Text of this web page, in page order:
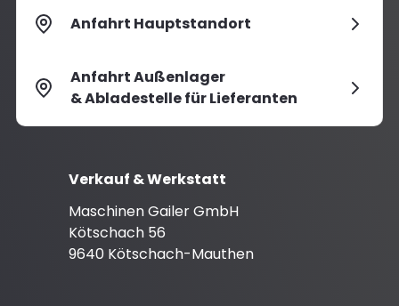
Anfahrt Hauptstandort
Anfahrt Außenlager
& Abladestelle für Lieferanten
Verkauf & Werkstatt
Maschinen Gailer GmbH
Kötschach 56
9640 Kötschach-Mauthen